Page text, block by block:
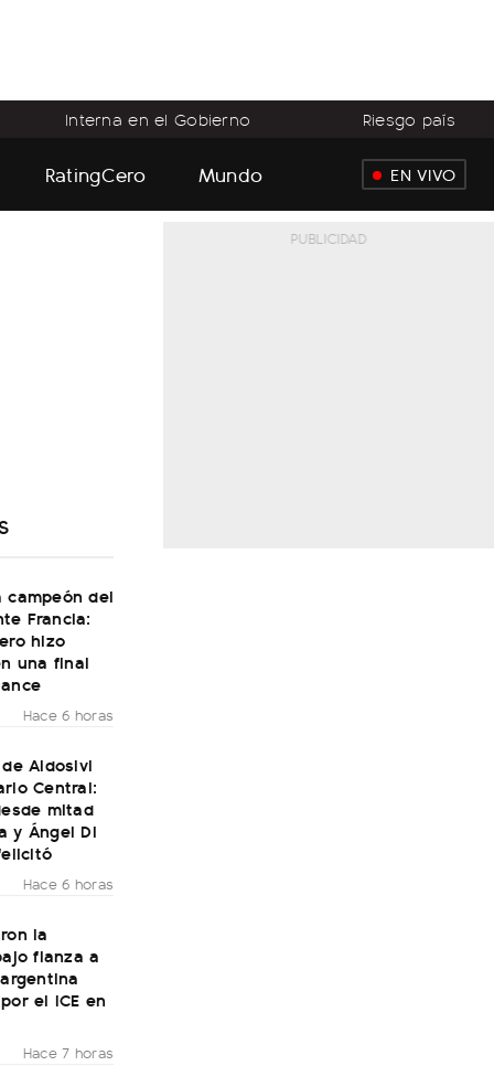
Interna en el Gobierno Riesgo país
RatingCero Mundo EN VIVO
campeón del
Francia:
hizo
una final
Hace 6 horas
Aldosivi
Central:
mitad
y Ángel Di
Hace 6 horas
la
fianza a
el ICE en
Hace 7 horas